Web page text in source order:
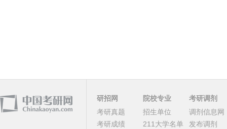
研招网
考研真题
考研成绩
院校专业
招生单位
211大学名单
考研调剂
调剂信息网
发布调剂